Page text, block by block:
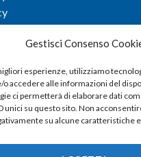
Gestisci Consenso
esperienze, utilizziamo
accedere alle informazioni del
ci permetterà di elaborare dati
unici su questo sito. Non
su alcune caratteristiche